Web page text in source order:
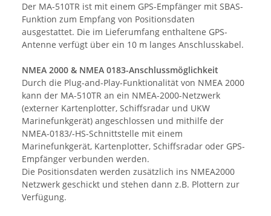
Der MA-510TR ist mit einem GPS-Empfänger mit SBAS-
Funktion zum Empfang von Positionsdaten
ausgestattet. Die im Lieferumfang enthaltene GPS-
Antenne verfügt über ein 10 m langes Anschlusskabel.
NMEA 2000 & NMEA 0183-Anschlussmöglichkeit
Durch die Plug-and-Play-Funktionalität von NMEA 2000
kann der MA-510TR an ein NMEA-2000-Netzwerk
(externer Kartenplotter, Schiffsradar und UKW
Marinefunkgerät) angeschlossen und mithilfe der
NMEA-0183/-HS-Schnittstelle mit einem
Marinefunkgerät, Kartenplotter, Schiffsradar oder GPS-
Empfänger verbunden werden.
Die Positionsdaten werden zusätzlich ins NMEA2000
Netzwerk geschickt und stehen dann z.B. Plottern zur
Verfügung.